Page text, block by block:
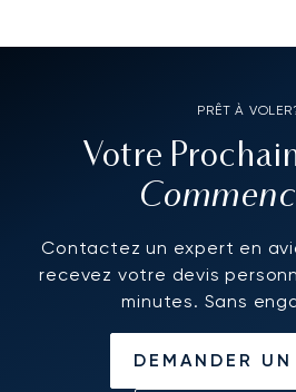
PRÊT À
Votre
Contactez un expert en
recevez votre devis
minutes. Sans
DEMANDER